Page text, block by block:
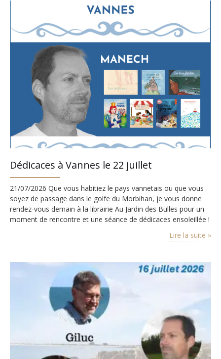
Dédicaces à Vannes le 22 juillet
21/07/2026 Que vous habitiez le pays vannetais ou que vous
soyez de passage dans le golfe du Morbihan, je vous donne
rendez-vous demain à la librairie Au Jardin des Bulles pour un
moment de rencontre et une séance de dédicaces ensoleillée !
Lire la suite »